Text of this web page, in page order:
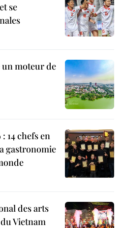
se
moteur de
14 chefs en
gastronomie
des arts
Vietnam